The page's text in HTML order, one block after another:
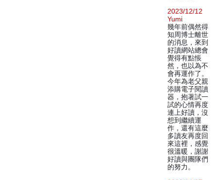
2023/12/12
Yumi
幾年前偶然得
知周博士離世
的消息，來到
好讀網站總會
覺得有點悵
然，也以為不
會再運作了。
今年為老父親
添購電子閱讀
器，抱著試一
試的心情再度
連上好讀，沒
想到繼續運
作，還有這麼
多讀友再度回
來這裡，感覺
很溫暖，謝謝
好讀與團隊們
的努力。